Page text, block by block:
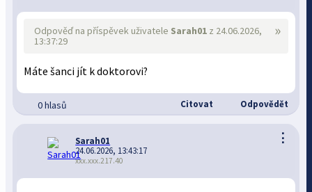
»
Odpověď na příspěvek uživatele Sarah01 z 24.06.2026,
13:37:29
Máte šanci jít k doktorovi?
0 hlasů Citovat Odpovědět
⋮
Sarah01
24.06.2026, 13:43:17
xxx.xxx.217.40